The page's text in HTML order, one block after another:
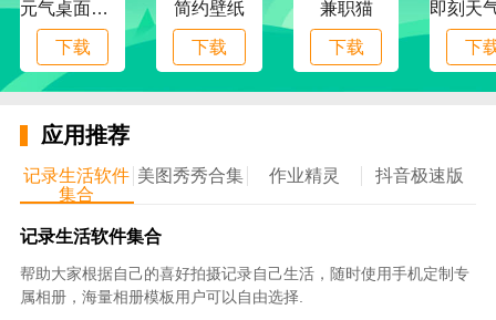
4、所有的商品整齐展示在平台里，用户可以更好
的选择，非常的方便；
5、操作简单，一键点击就能够快速的进行使用，
6、在线可以实时的了解商品的质量问题，让用户
可以更好的进行使用；
1、下载安装在手机上，就可以更好的进行使用
2、打开应用进入，在登录界面进行登录注册
元气桌面下载
下载
简约壁纸
下载
兼职猫
下载 下
应用推荐
记录生活软件
集合
美图秀秀合集 作业精灵 抖音极速版
记录生活软件集合
帮助大家根据自己的喜好拍摄记录自己生活，随时使用手机定制专
属相册，海量相册模板用户可以自由选择.